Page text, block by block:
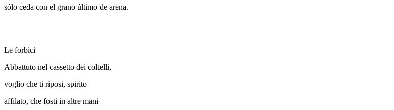
sólo ceda con el grano último de arena.
Le forbici
Abbattuto nel cassetto dei coltelli,
voglio che ti riposi, spirito
affilato, che fosti in altre mani